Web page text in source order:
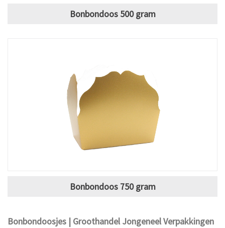
Bonbondoos 500 gram
Bonbondoos 750 gram
Bonbondoosjes | Groothandel Jongeneel Verpakkingen